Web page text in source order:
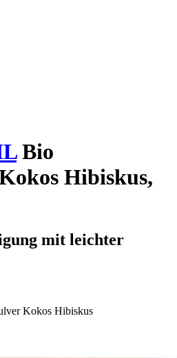
Bio
Hibiskus,
mit leichter
Kokos Hibiskus